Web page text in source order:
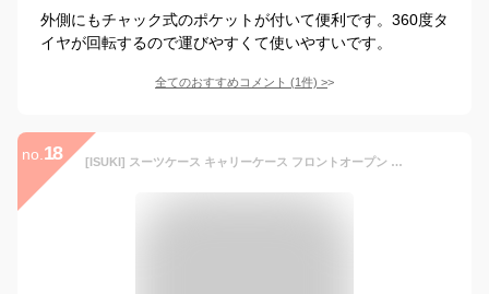
外側にもチャック式のポケットが付いて便利です。360度タ
イヤが回転するので運びやすくて使いやすいです。
全てのおすすめコメント (1件) >
no. 18 [ISUKI] スーツケース キャリーケース フロントオープン キャリーバッグ 機内持込 フロントポケット 超軽量 ファスナー トップオープン 多収納ポケット 人気 静音 小型 TSAロック付 旅行出張 ホワイト White Sサイズ 約41L 20寸